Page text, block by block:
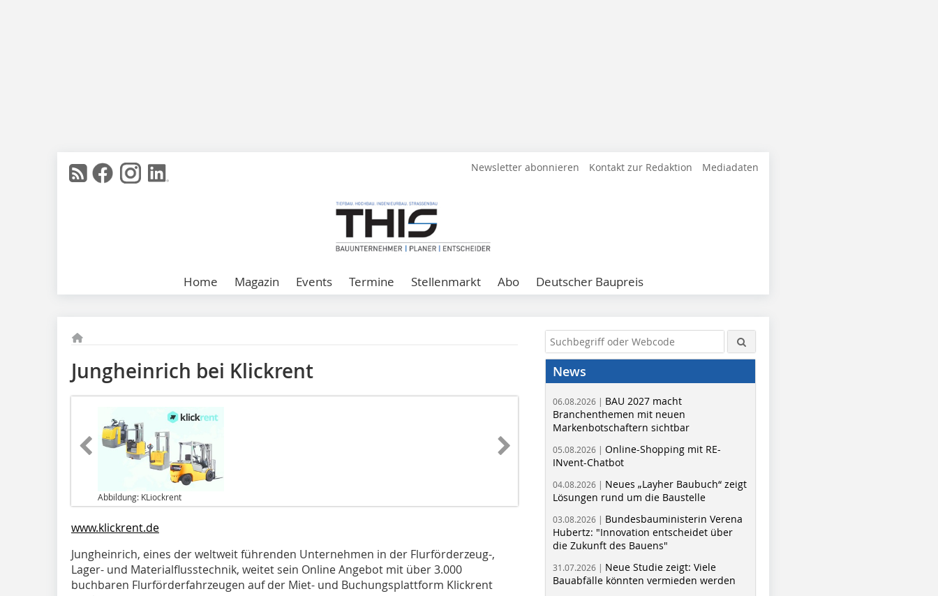
Newsletter abonnieren Kontakt zur Redaktion Mediadaten
Home Magazin Events Termine Stellenmarkt Abo Deutscher Baupreis
Jungheinrich bei Klickrent
Abbildung: KLiockrent
www.klickrent.de
Jungheinrich, eines der weltweit führenden Unternehmen in der Flurförderzeug-,
Lager- und Materialflusstechnik, weitet sein Online Angebot mit über 3.000
buchbaren Flurförderfahrzeugen auf der Miet- und Buchungsplattform Klickrent
News
06.08.2026 | BAU 2027 macht
Branchenthemen mit neuen
Markenbotschaftern sichtbar
05.08.2026 | Online-Shopping mit RE-
INvent-Chatbot
04.08.2026 | Neues „Layher Baubuch“ zeigt
Lösungen rund um die Baustelle
03.08.2026 | Bundesbauministerin Verena
Hubertz: "Innovation entscheidet über
die Zukunft des Bauens"
31.07.2026 | Neue Studie zeigt: Viele
Bauabfälle könnten vermieden werden